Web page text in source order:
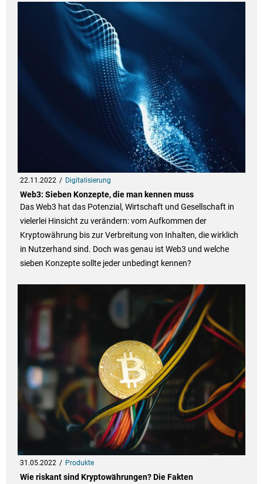
22.11.2022 Digitalisierung
Web3: Sieben Konzepte, die man kennen muss
Das Web3 hat das Potenzial, Wirtschaft und Gesellschaft in
vielerlei Hinsicht zu verändern: vom Aufkommen der
Kryptowährung bis zur Verbreitung von Inhalten, die wirklich
in Nutzerhand sind. Doch was genau ist Web3 und welche
sieben Konzepte sollte jeder unbedingt kennen?
31.05.2022 Produkte
Wie riskant sind Kryptowährungen? Die Fakten